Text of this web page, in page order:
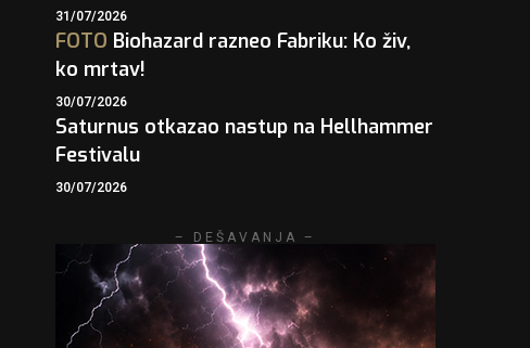
31/07/2026
FOTO Biohazard razneo Fabriku: Ko živ,
ko mrtav!
30/07/2026
Saturnus otkazao nastup na Hellhammer
Festivalu
30/07/2026
– DEŠAVANJA –